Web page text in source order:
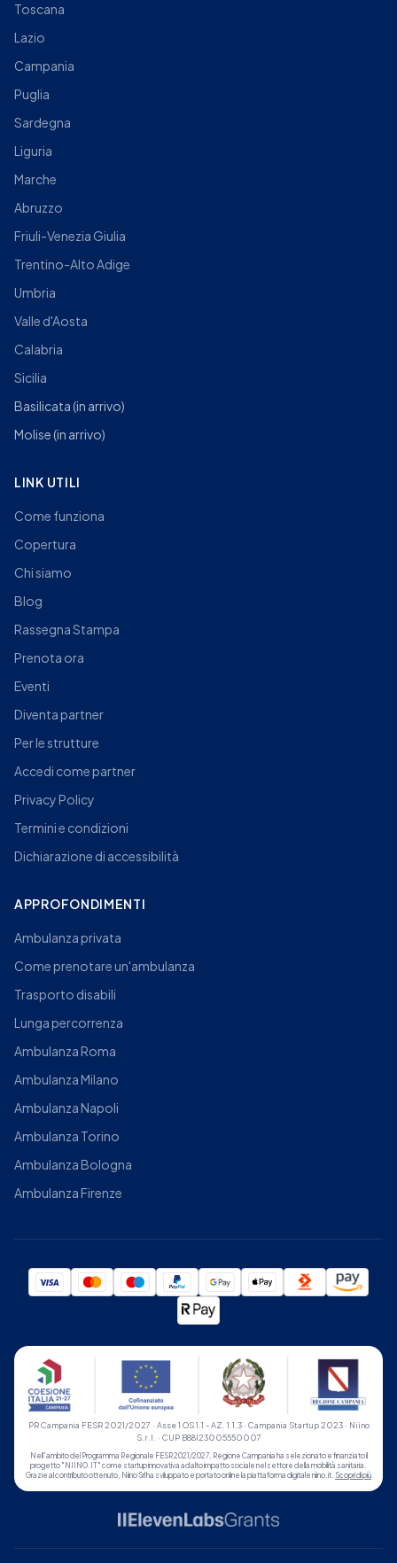
Toscana
Lazio
Campania
Puglia
Sardegna
Liguria
Marche
Abruzzo
Friuli-Venezia Giulia
Trentino-Alto Adige
Umbria
Valle d'Aosta
Calabria
Sicilia
Basilicata(in arrivo)
Molise(in arrivo)
LINK UTILI
Come funziona
Copertura
Chi siamo
Blog
Rassegna Stampa
Prenota ora
Eventi
Diventa partner
Per le strutture
Accedi come partner
Privacy Policy
Termini e condizioni
Dichiarazione di accessibilità
APPROFONDIMENTI
Ambulanza privata
Come prenotare un'ambulanza
Trasporto disabili
Lunga percorrenza
Ambulanza Roma
Ambulanza Milano
Ambulanza Napoli
Ambulanza Torino
Ambulanza Bologna
Ambulanza Firenze
PR Campania FESR 2021/2027 · Asse 1 OS 1.1 - AZ. 1.1.3 · Campania Startup 2023 · Niino
S.r.l. · CUP B88I23005550007
Nell'ambito del Programma Regionale FESR 2021/2027, Regione Campania ha selezionato e finanziato il
progetto "NIINO.IT" come startup innovativa ad alto impatto sociale nel settore della mobilità sanitaria.
Grazie al contributo ottenuto, Niino Srl ha sviluppato e portato online la piattaforma digitale niino.it. Scopri di più